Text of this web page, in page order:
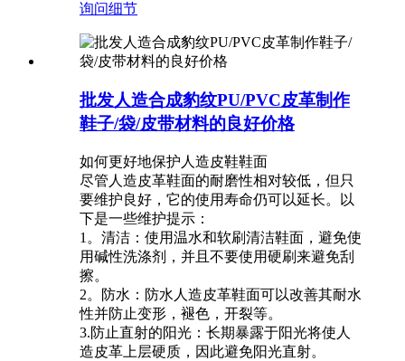
询问细节
批发人造合成豹纹PU/PVC皮革制作
鞋子/袋/皮带材料的良好价格
如何更好地保护人造皮鞋鞋面
尽管人造皮革鞋面的耐磨性相对较低，但只
要维护良好，它的使用寿命仍可以延长。以
下是一些维护提示：
1。清洁：使用温水和软刷清洁鞋面，避免使
用碱性洗涤剂，并且不要使用硬刷来避免刮
擦。
2。防水：防水人造皮革鞋面可以改善其耐水
性并防止变形，褪色，开裂等。
3.防止直射的阳光：长期暴露于阳光将使人
造皮革上层硬质，因此避免阳光直射。